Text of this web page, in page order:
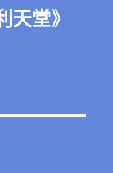
天堂》